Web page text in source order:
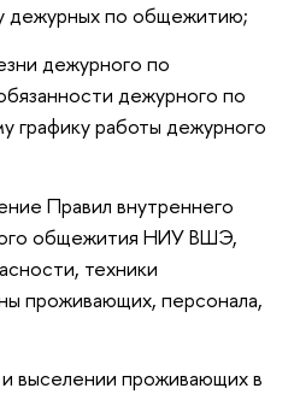
дежурных по общежитию;
дежурного по
дежурного по
работы дежурного
Правил внутреннего
общежития НИУ ВШЭ,
техники
проживающих, персонала,
и выселении проживающих в